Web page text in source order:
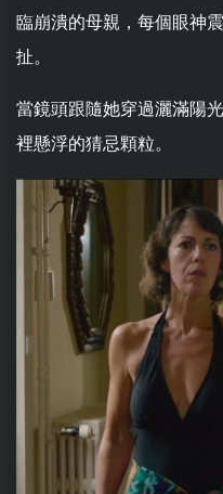
臨崩潰的母親，每個眼神
扯。
當鏡頭跟隨她穿過灑滿陽
裡懸浮的猜忌顆粒。